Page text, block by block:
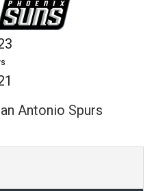
Antonio Spurs